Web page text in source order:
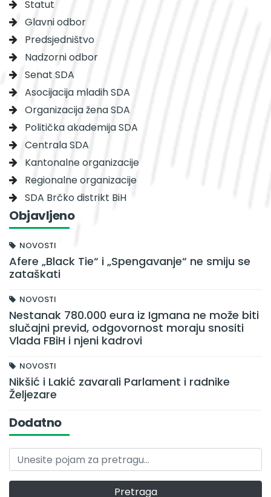
Statut
Glavni odbor
Predsjedništvo
Nadzorni odbor
Senat SDA
Asocijacija mladih SDA
Organizacija žena SDA
Politička akademija SDA
Centrala SDA
Kantonalne organizacije
Regionalne organizacije
SDA Brčko distrikt BiH
Objavljeno
NOVOSTI
Afere „Black Tie“ i „Spengavanje“ ne smiju se
zataškati
NOVOSTI
Nestanak 780.000 eura iz Igmana ne može biti
slučajni previd, odgovornost moraju snositi
Vlada FBiH i njeni kadrovi
NOVOSTI
Nikšić i Lakić zavarali Parlament i radnike
Željezare
Dodatno
Pretraga